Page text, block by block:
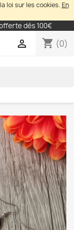
loi sur les cookies.En
dès 100€
shopping_cart (0)
